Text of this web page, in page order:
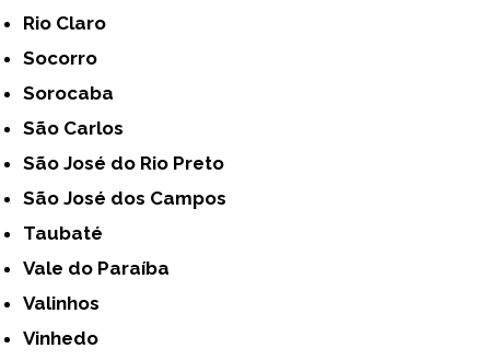
Rio Claro
Socorro
Sorocaba
São Carlos
São José do Rio Preto
São José dos Campos
Taubaté
Vale do Paraíba
Valinhos
Vinhedo